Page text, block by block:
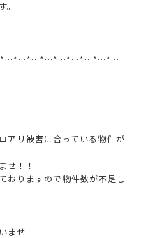
アリ被害に合っている物件が
せ！！
おりますので物件数が不足し
ませ